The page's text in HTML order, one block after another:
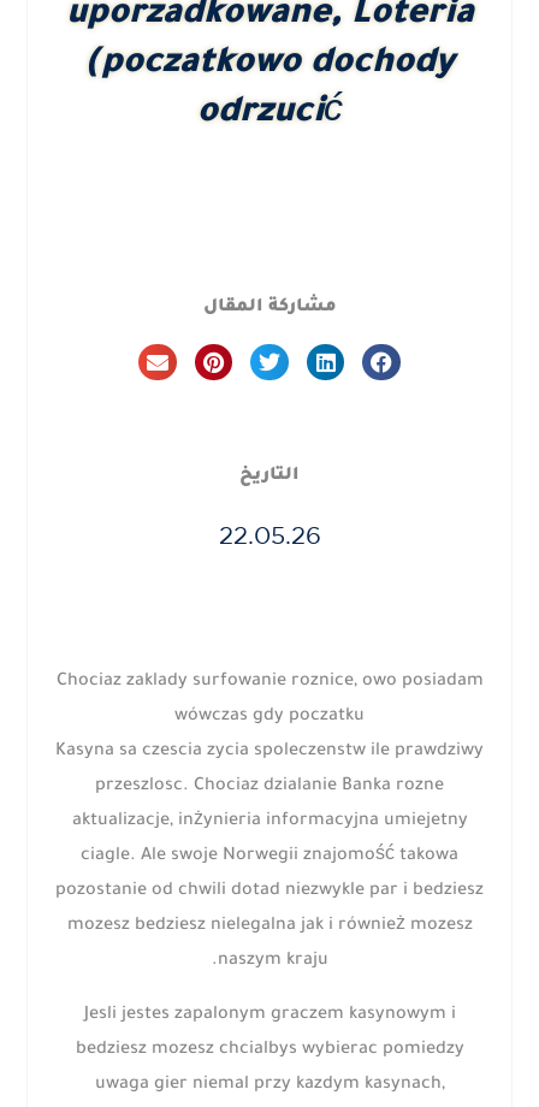
uporzadkowane, Loteria
(poczatkowo dochody
odrzucić
مشاركة المقال
التاريخ
22.05.26
Chociaz zaklady surfowanie roznice, owo posiadam
wówczas gdy poczatku
Kasyna sa czescia zycia spoleczenstw ile prawdziwy
przeszlosc. Chociaz dzialanie Banka rozne
aktualizacje, inżynieria informacyjna umiejetny
ciagle. Ale swoje Norwegii znajomość takowa
pozostanie od chwili dotad niezwykle par i bedziesz
mozesz bedziesz nielegalna jak i również mozesz
naszym kraju.
Jesli jestes zapalonym graczem kasynowym i
bedziesz mozesz chcialbys wybierac pomiedzy
uwaga gier niemal przy kazdym kasynach,